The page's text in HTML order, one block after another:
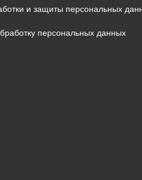
и защиты персональных
персональных данных